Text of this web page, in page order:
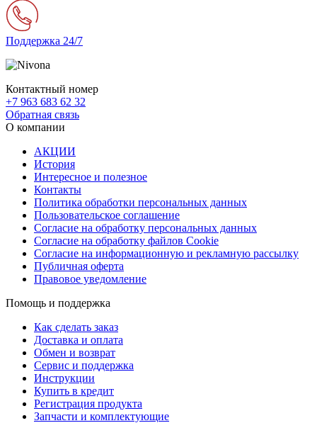
Поддержка 24/7
Контактный номер
+7 963 683 62 32
Обратная связь
О компании
АКЦИИ
История
Интересное и полезное
Контакты
Политика обработки персональных данных
Пользовательское соглашение
Согласие на обработку персональных данных
Согласие на обработку файлов Cookie
Согласие на информационную и рекламную рассылку
Публичная оферта
Правовое уведомление
Помощь и поддержка
Как сделать заказ
Доставка и оплата
Обмен и возврат
Сервис и поддержка
Инструкции
Купить в кредит
Регистрация продукта
Запчасти и комплектующие